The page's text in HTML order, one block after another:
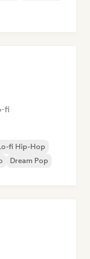
fi
fi Hip-Hop
Dream Pop